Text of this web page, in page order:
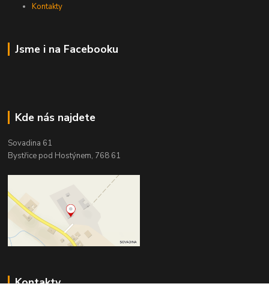
Kontakty
Jsme i na Facebooku
Kde nás najdete
Sovadina 61
Bystřice pod Hostýnem, 768 61
Kontakty